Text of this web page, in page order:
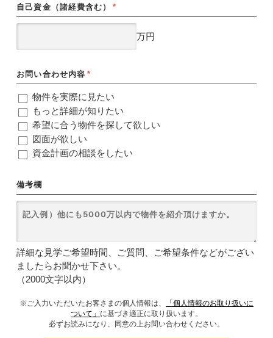
自己資金（諸経費含む） *
万円
お問い合わせ内容 *
物件を実際に見たい
もっと詳細が知りたい
希望に合う物件を探して欲しい
図面が欲しい
資金計画の相談をしたい
備考欄
詳細な見学ご希望時間、ご質問、ご希望条件などがござい
ましたらお聞かせ下さい。
（2000文字以内）
※ご入力いただいたお客さまの個人情報は、
「個人情報のお取り扱いに
ついて」 に基づき適正に取り扱います。
必ずお読みになり、同意の上お問い合わせください。